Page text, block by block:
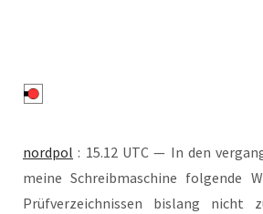
nord­pol : 15.12 UTC — In den
mei­ne Schreib­ma­schi­ne fol­gen­de
Prüf­ver­zeich­nis­sen bis­lang nicht